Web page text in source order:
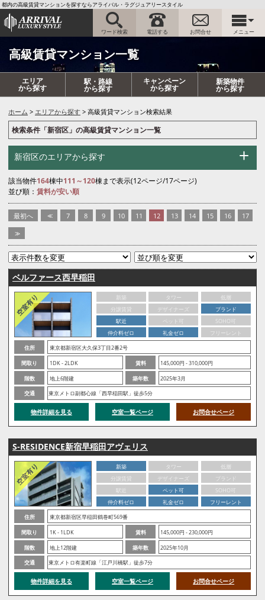
都内の高級賃貸マンションを探すならアライバル・ラグジュアリースタイル
ワード検索 電話する お問合せ メニュー
高級賃貸マンション一覧
エリア
から探す
駅・路線
から探す
キャンペーン
から探す
新築物件
から探す
ホーム エリアから探す 高級賃貸マンション検索結果
検索条件「新宿区」の高級賃貸マンション一覧
新宿区のエリアから探す
該当物件164棟中111～120棟まで表示(12ページ/17ページ)
並び順： 賃料が安い順
最初へ << 7 8 9 10 11 12 13 14 15 16
17
>>
ベルファース西早稲田
新築 タワー
低層
分譲賃貸
デザイナーズ
ブランド
駅近
ペット可
SOHO可
仲介料ゼロ
礼金ゼロ
フリーレント
住所
東京都新宿区大久保3丁目2番2号
間取り
1DK - 2LDK 賃料
145,000円 - 310,000円
階数
地上6階建 築年数
2025年3月
交通
東京メトロ副都心線「西早稲田駅」徒歩5分
物件詳細を見る 空室一覧ページ お問合せページ
S-RESIDENCE新宿早稲田アヴェリス
新築 タワー
低層
分譲賃貸
デザイナーズ
ブランド
駅近
ペット可
SOHO可
仲介料ゼロ
礼金ゼロ
フリーレント
住所
東京都新宿区早稲田鶴巻町569番
間取り
1K - 1LDK 賃料
145,000円 - 230,000円
階数
地上12階建 築年数
2025年10月
交通
東京メトロ有楽町線「江戸川橋駅」徒歩7分
物件詳細を見る 空室一覧ページ お問合せページ